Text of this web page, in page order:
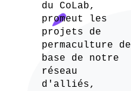
du CoLab,
promeut les
projets de
permaculture de
base de notre
réseau
d'alliés,